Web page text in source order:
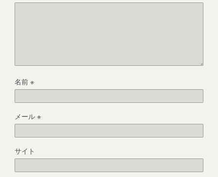
名前※
メール※
サイト